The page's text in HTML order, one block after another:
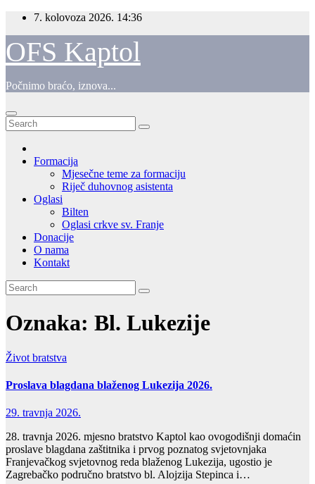
Skip
content
7. kolovoza 2026. 14:36
OFS Kaptol
Počnimo braćo, iznova...
Formacija
Mjesečne teme za formaciju
Riječ duhovnog asistenta
Oglasi
Bilten
Oglasi crkve sv. Franje
Donacije
O nama
Kontakt
Oznaka: Bl. Lukezije
Život bratstva
Proslava blagdana blaženog Lukezija 2026.
29. travnja 2026.
28. travnja 2026. mjesno bratstvo Kaptol kao ovogodišnji domaćin
proslave blagdana zaštitnika i prvog poznatog svjetovnjaka
Franjevačkog svjetovnog reda blaženog Lukezija, ugostio je
Zagrebačko područno bratstvo bl. Alojzija Stepinca i…